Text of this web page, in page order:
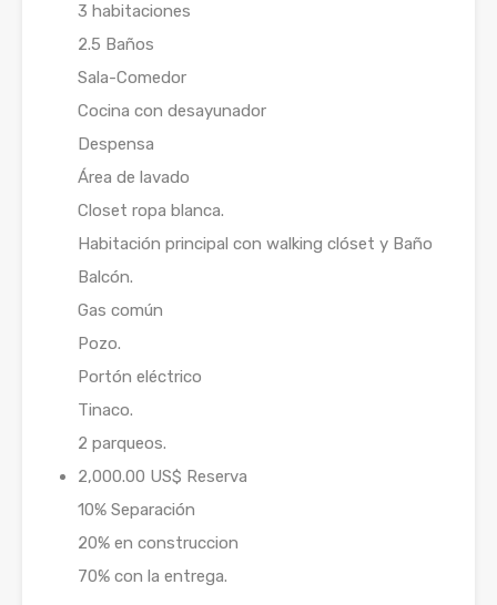
3 habitaciones
2.5 Baños
Sala-Comedor
Cocina con desayunador
Despensa
Área de lavado
Closet ropa blanca.
Habitación principal con walking clóset y Baño
Balcón.
Gas común
Pozo.
Portón eléctrico
Tinaco.
2 parqueos.
2,000.00 US$ Reserva
10% Separación
20% en construccion
70% con la entrega.